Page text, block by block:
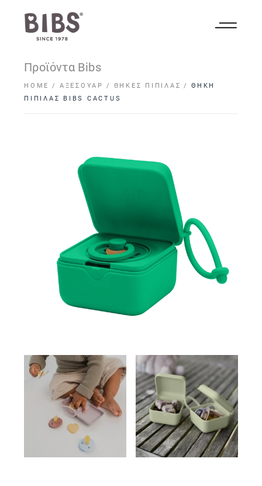
Προϊόντα Bibs
HOME ΑΞΕΣΟΥΆΡ ΘΉΚΕΣ ΠΙΠΊΛΑΣ
ΘΗΚΗ
ΠΙΠΙΛΑΣ BIBS CACTUS